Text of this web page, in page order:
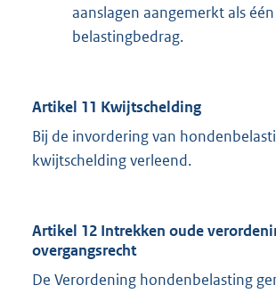
aanslagen aangemerkt als één
belastingbedrag.
Artikel 11 Kwijtschelding
Bij de invordering van
kwijtschelding verleend.
Artikel 12 Intrekken oude
overgangsrecht
De Verordening hondenbelasting